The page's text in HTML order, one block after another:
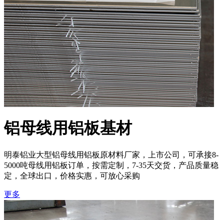
铝母线用铝板基材
明泰铝业大型铝母线用铝板原材料厂家，上市公司，可承接8-
5000吨母线用铝板订单，按需定制，7-35天交货，产品质量稳
定，全球出口，价格实惠，可放心采购
更多